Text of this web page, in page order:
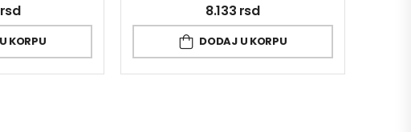
rsd
KORPU
8.133 rsd
DODAJ U KORPU